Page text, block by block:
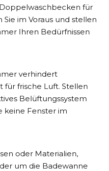
für
im Voraus und stellen
Ihren Bedürfnissen
verhindert
frische Luft. Stellen
Belüftungssystem
keine Fenster im
oder Materialien,
um die Badewanne